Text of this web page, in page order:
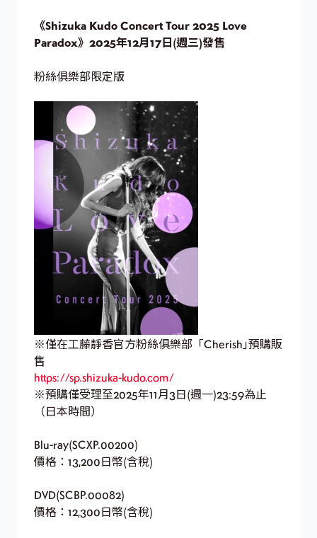
《Shizuka Kudo Concert Tour 2025 Love
Paradox》2025年12月17日(週三)發售
粉絲俱樂部限定版
※僅在工藤靜香官方粉絲俱樂部「Cherish｣預購販
售
https://sp.shizuka-kudo.com/
※預購僅受理至2025年11月3日(週一)23:59為止
（日本時間）
Blu-ray(SCXP.00200)
價格：13,200日幣(含稅)
DVD(SCBP.00082)
價格：12,300日幣(含稅)